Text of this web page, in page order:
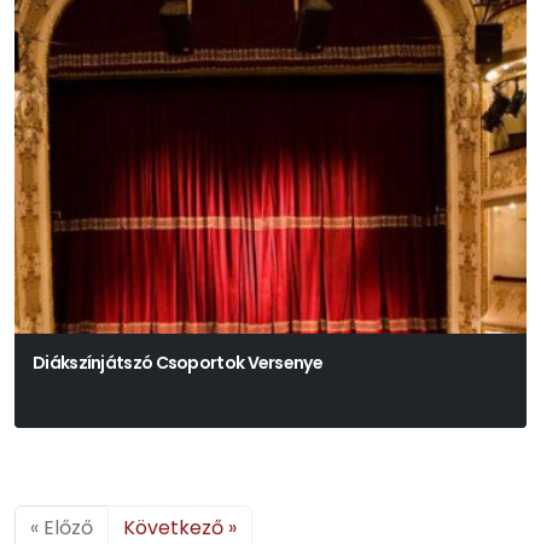
Diákszínjátszó Csoportok Versenye
« Előző Következő »